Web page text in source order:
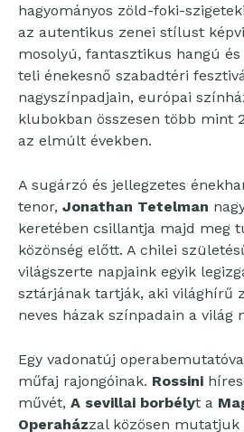
hagyományos zöld-foki-
az autentikus zenei stílust
mosolyú, fantasztikus hangú
teli énekesnő szabadtéri
nagyszínpadjain, európai
klubokban összesen több mint
az elmúlt években.
A sugárzó és jellegzetes
tenor, Jonathan Tetelman
keretében csillantja majd meg
közönség előtt. A chilei
világszerte napjaink egyik
sztárjának tartják, aki világhírű
neves házak színpadain a világ
Egy vadonatúj
műfaj rajongóinak. Rossini
művét, A sevillai borbélyt a
Operaházzal közösen mutatjuk